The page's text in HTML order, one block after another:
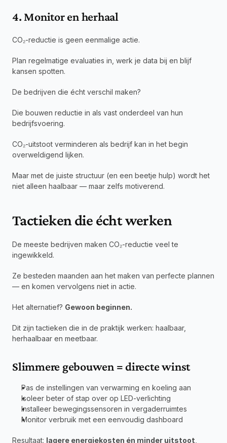
4. Monitor en herhaal
CO₂-reductie is geen eenmalige actie.
Plan regelmatige evaluaties in, werk je data bij en blijf
kansen spotten.
De bedrijven die écht verschil maken?
Die bouwen reductie in als vast onderdeel van hun
bedrijfsvoering.
CO₂-uitstoot verminderen als bedrijf kan in het begin
overweldigend lijken.
Maar met de juiste structuur (en een beetje hulp) wordt het
niet alleen haalbaar — maar zelfs motiverend.
Tactieken die écht werken
De meeste bedrijven maken CO₂-reductie veel te
ingewikkeld.
Ze besteden maanden aan het maken van perfecte plannen
— en komen vervolgens niet in actie.
Het alternatief? Gewoon beginnen.
Dit zijn tactieken die in de praktijk werken: haalbaar,
herhaalbaar en meetbaar.
Slimmere gebouwen = directe winst
Pas de instellingen van verwarming en koeling aan
Isoleer beter of stap over op LED-verlichting
Installeer bewegingssensoren in vergaderruimtes
Monitor verbruik met een eenvoudig dashboard
Resultaat: lagere energiekosten én minder uitstoot